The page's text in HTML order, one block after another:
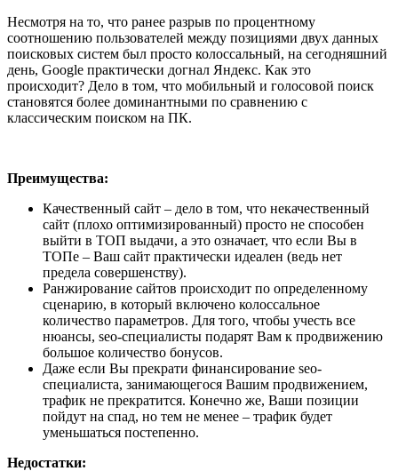
Несмотря на то, что ранее разрыв по процентному
соотношению пользователей между позициями двух данных
поисковых систем был просто колоссальный, на сегодняшний
день, Google практически догнал Яндекс. Как это
происходит? Дело в том, что мобильный и голосовой поиск
становятся более доминантными по сравнению с
классическим поиском на ПК.
Преимущества:
Качественный сайт – дело в том, что некачественный
сайт (плохо оптимизированный) просто не способен
выйти в ТОП выдачи, а это означает, что если Вы в
ТОПе – Ваш сайт практически идеален (ведь нет
предела совершенству).
Ранжирование сайтов происходит по определенному
сценарию, в который включено колоссальное
количество параметров. Для того, чтобы учесть все
нюансы, seo-специалисты подарят Вам к продвижению
большое количество бонусов.
Даже если Вы прекрати финансирование seo-
специалиста, занимающегося Вашим продвижением,
трафик не прекратится. Конечно же, Ваши позиции
пойдут на спад, но тем не менее – трафик будет
уменьшаться постепенно.
Недостатки: